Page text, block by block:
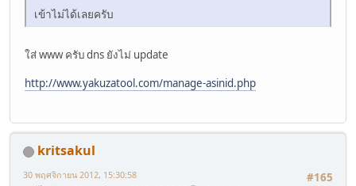
เข้าไม่ได้เลยครับ
ใส่ www ครับ dns ยังไม่ update
http://www.yakuzatool.com/manage-asinid.php
kritsakul
#165
30 พฤศจิกายน 2012, 15:30:58